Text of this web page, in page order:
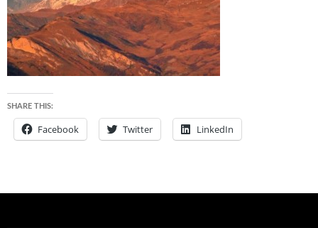
SHARE THIS:
Facebook Twitter LinkedIn